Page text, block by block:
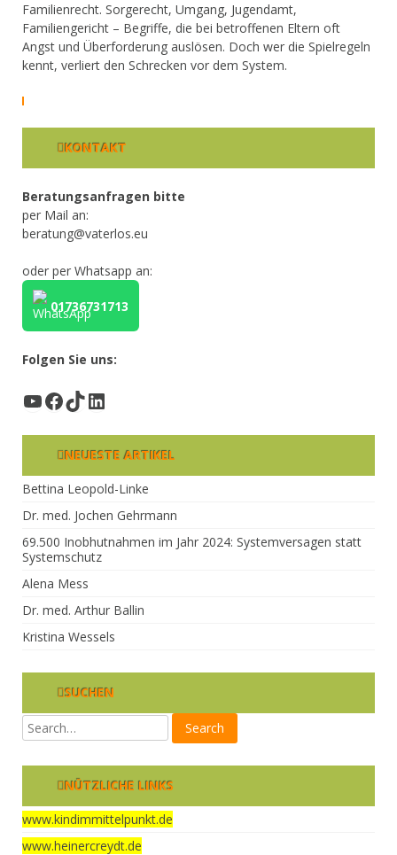
Familienrecht. Sorgerecht, Umgang, Jugendamt,
Familiengericht – Begriffe, die bei betroffenen Eltern oft
Angst und Überforderung auslösen. Doch wer die Spielregeln
kennt, verliert den Schrecken vor dem System.
KONTAKT
Beratungsanfragen bitte
per Mail an:
beratung@vaterlos.eu
oder per Whatsapp an:
01736731713
Folgen Sie uns:
YouTube
Facebook
TikTok
LinkedIn
NEUESTE ARTIKEL
Bettina Leopold-Linke
Dr. med. Jochen Gehrmann
69.500 Inobhutnahmen im Jahr 2024: Systemversagen statt
Systemschutz
Alena Mess
Dr. med. Arthur Ballin
Kristina Wessels
SUCHEN
NÜTZLICHE LINKS
www.kindimmittelpunkt.de
www.heinercreydt.de